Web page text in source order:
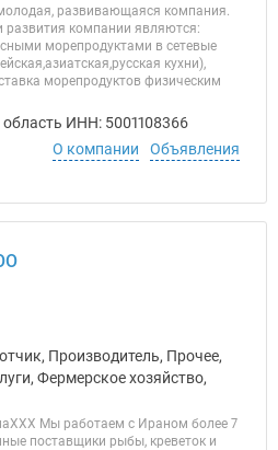
развивающаяся компания.
компании являются:
морепродуктами в сетевые
кухни),
морепродуктов физическим
ИНН: 5001108366
О компании
Объявления
Производитель, Прочее,
Фермерское хозяйство,
Мы работаем с Ираном более 7
поставщики рыбы, креветок и